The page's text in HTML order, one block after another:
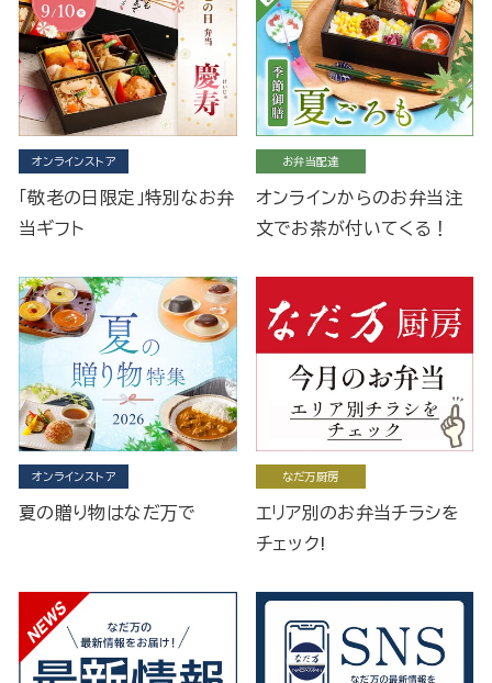
オンラインストア
「敬老の日限定」特別なお弁
当ギフト
お弁当配達
オンラインからのお弁当注
文でお茶が付いてくる！
オンラインストア
夏の贈り物はなだ万で
なだ万厨房
エリア別のお弁当チラシを
チェック!